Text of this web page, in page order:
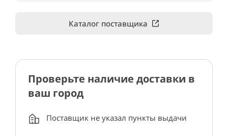
Каталог поставщика
Проверьте наличие доставки в
ваш город
Поставщик не указал пункты выдачи